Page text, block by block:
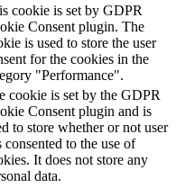
cookie is set by GDPR
Consent plugin. The
is used to store the user
for the cookies in the
"Performance".
cookie is set by the GDPR
Consent plugin and is
to store whether or not user
consented to the use of
It does not store any
data.